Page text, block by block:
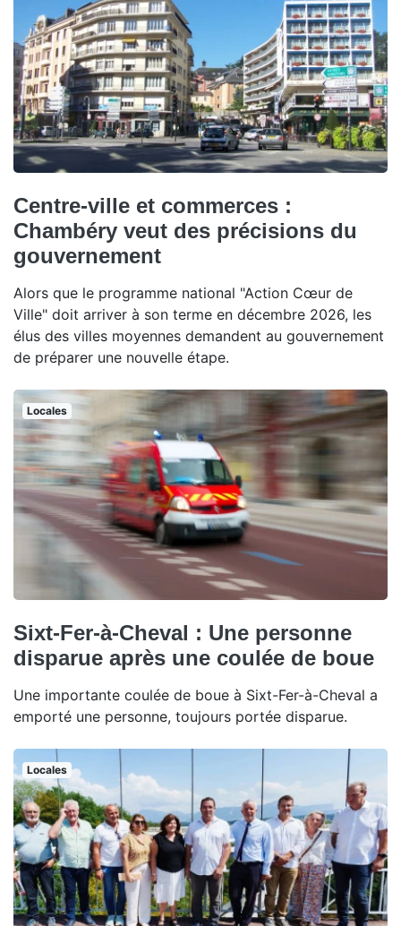
Centre-ville et commerces :
Chambéry veut des précisions du
gouvernement
Alors que le programme national "Action Cœur de
Ville" doit arriver à son terme en décembre 2026, les
élus des villes moyennes demandent au gouvernement
de préparer une nouvelle étape.
Locales
Sixt-Fer-à-Cheval : Une personne
disparue après une coulée de boue
Une importante coulée de boue à Sixt-Fer-à-Cheval a
emporté une personne, toujours portée disparue.
Locales